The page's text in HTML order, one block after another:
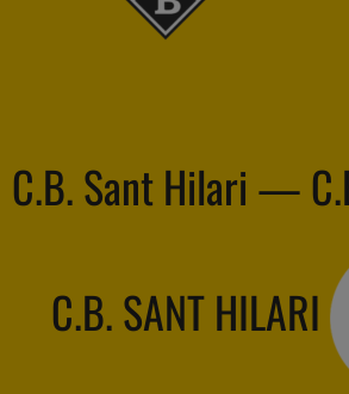
C.B. Sant Hilari —
C.B. SANT HILARI